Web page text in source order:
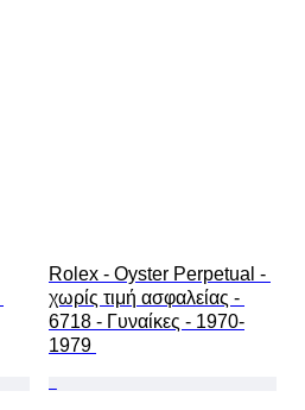
Rolex - Oyster Perpetual -
χωρίς τιμή ασφαλείας -
6718 - Γυναίκες - 1970-
1979